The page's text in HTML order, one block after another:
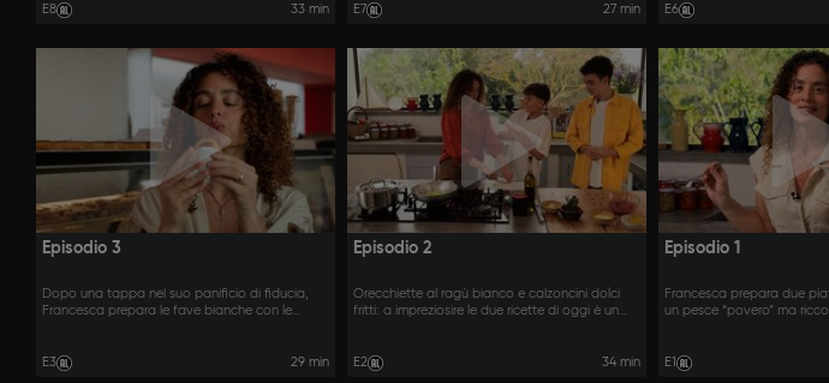
E8 33 min E7 27 min
E6
Episodio 3
Dopo una tappa nel suo panificio di fiducia,
Francesca prepara le fave bianche con le
E3 29 min
Episodio 2
Orecchiette al ragù bianco e calzoncini dolci
fritti: a impreziosire le due ricette di oggi è un
E2 34 min
Episodio 1
Francesca prepara due
un pesce “povero” ma
E1